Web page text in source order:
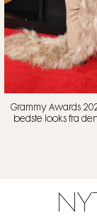
Grammy Awards
bedste looks fra